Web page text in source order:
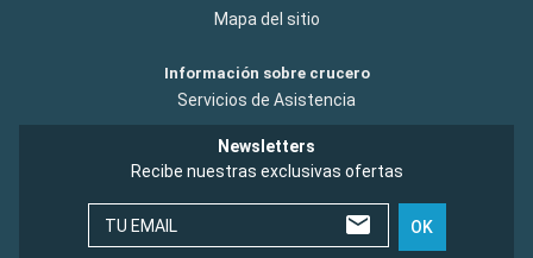
Mapa del sitio
Información sobre crucero
Servicios de Asistencia
Newsletters
Recibe nuestras exclusivas ofertas
TU EMAIL OK